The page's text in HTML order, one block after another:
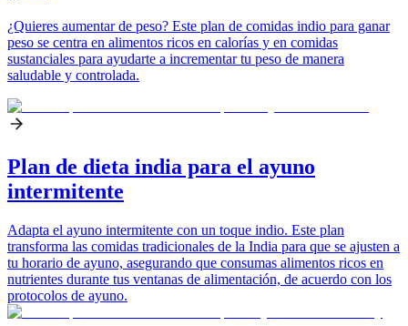
¿Quieres aumentar de peso? Este plan de comidas indio para ganar
peso se centra en alimentos ricos en calorías y en comidas
sustanciales para ayudarte a incrementar tu peso de manera
saludable y controlada.
Plan de dieta india para el ayuno
intermitente
Adapta el ayuno intermitente con un toque indio. Este plan
transforma las comidas tradicionales de la India para que se ajusten a
tu horario de ayuno, asegurando que consumas alimentos ricos en
nutrientes durante tus ventanas de alimentación, de acuerdo con los
protocolos de ayuno.